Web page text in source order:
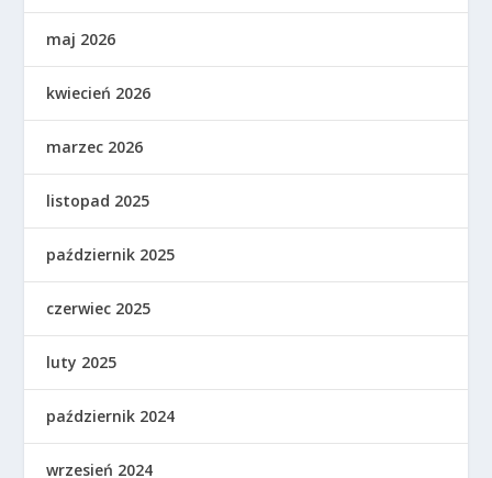
maj 2026
kwiecień 2026
marzec 2026
listopad 2025
październik 2025
czerwiec 2025
luty 2025
październik 2024
wrzesień 2024